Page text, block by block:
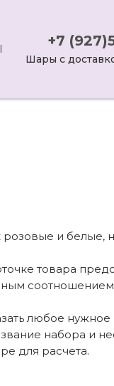
+7
Шары с
и белые,
товара
любое
набора и
для расчета.